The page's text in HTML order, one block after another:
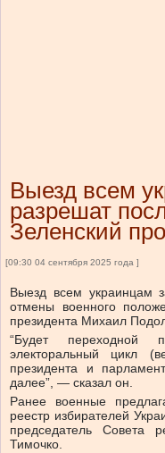
Выезд всем
разрешат
Зеленский
[09:30 04 сентября 2025 года ]
Выезд всем украинцам
отмены военного
президента Михаил
“Будет переходной
электоральный цикл
президента и
далее”, — сказал он.
Ранее военные
реестр избирателей
председатель Совета
Тимочко.